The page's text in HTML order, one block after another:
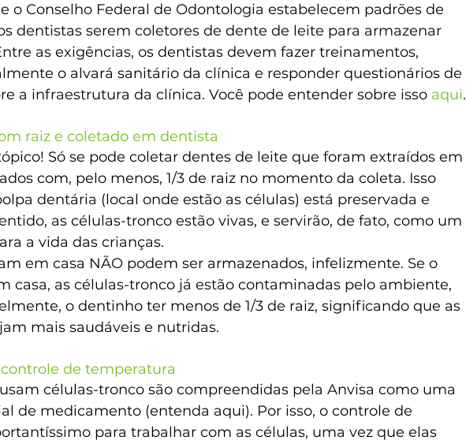
o Conselho Federal de Odontologia estabelecem padrões de
dentistas serem coletores de dente de leite para armazenar
as exigências, os dentistas devem fazer treinamentos,
o alvará sanitário da clínica e responder questionários de
a infraestrutura da clínica. Você pode entender sobre isso aqui.
raiz e coletado em dentista
Só se pode coletar dentes de leite que foram extraídos em
com, pelo menos, 1/3 de raiz no momento da coleta. Isso
dentária (local onde estão as células) está preservada e
as células-tronco estão vivas, e servirão, de fato, como um
a vida das crianças.
em casa NÃO podem ser armazenados, infelizmente. Se o
casa, as células-tronco já estão contaminadas pelo ambiente,
o dentinho ter menos de 1/3 de raiz, significando que as
mais saudáveis e nutridas.
de temperatura
células-tronco são compreendidas pela Anvisa como uma
de medicamento (entenda aqui). Por isso, o controle de
para trabalhar com as células, uma vez que elas